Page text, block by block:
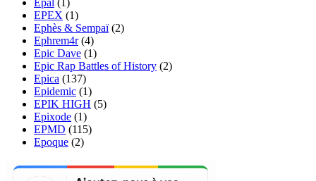
EPEX (1)
Ephès & Sempaï (2)
Ephrem4r (4)
Epic Dave (1)
Epic Rap Battles of History (2)
Epica (137)
Epidemic (1)
EPIK HIGH (5)
Epixode (1)
EPMD (115)
Epoque (2)